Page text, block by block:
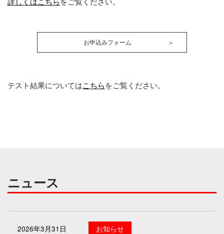
お申込みフォーム ＞
テスト結果についてはこちらをご覧ください。
ニュース
2026年3月31日 お知らせ